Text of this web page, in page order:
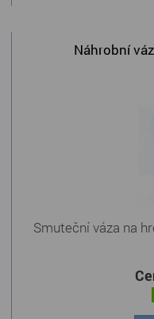
Náhrobní
Smuteční váza na